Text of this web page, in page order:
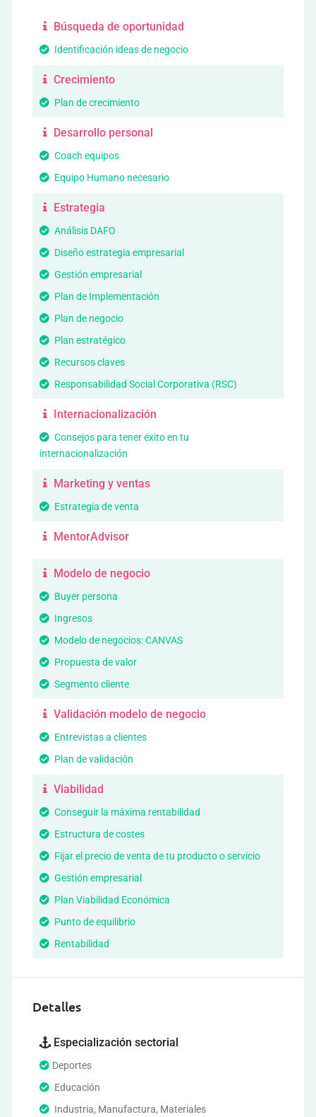
Búsqueda de oportunidad
Identificación ideas de negocio
Crecimiento
Plan de crecimiento
Desarrollo personal
Coach equipos
Equipo Humano necesario
Estrategia
Análisis DAFO
Diseño estrategia empresarial
Gestión empresarial
Plan de Implementación
Plan de negocio
Plan estratégico
Recursos claves
Responsabilidad Social Corporativa (RSC)
Internacionalización
Consejos para tener éxito en tu
internacionalización
Marketing y ventas
Estrategia de venta
MentorAdvisor
Modelo de negocio
Buyer persona
Ingresos
Modelo de negocios: CANVAS
Propuesta de valor
Segmento cliente
Validación modelo de negocio
Entrevistas a clientes
Plan de validación
Viabilidad
Conseguir la máxima rentabilidad
Estructura de costes
Fijar el precio de venta de tu producto o servicio
Gestión empresarial
Plan Viabilidad Económica
Punto de equilibrio
Rentabilidad
Detalles
Especialización sectorial
Deportes
Educación
Industria, Manufactura, Materiales